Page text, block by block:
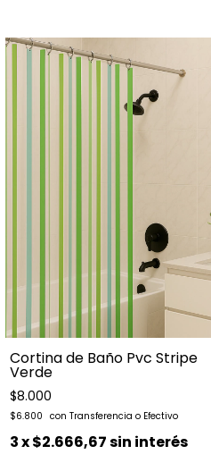
Cortina de Baño Pvc Stripe
Verde
$8.000
$6.800
3x$2.666,67sin interés